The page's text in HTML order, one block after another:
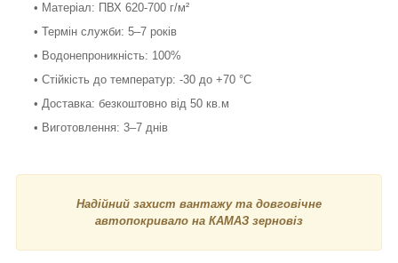
• Матеріал: ПВХ 620-700 г/м²
• Термін служби: 5–7 років
• Водонепроникність: 100%
• Стійкість до температур: -30 до +70 °С
• Доставка: безкоштовно від 50 кв.м
• Виготовлення: 3–7 днів
Надійний захист вантажу та довговічне
автопокривало на КАМАЗ зерновіз